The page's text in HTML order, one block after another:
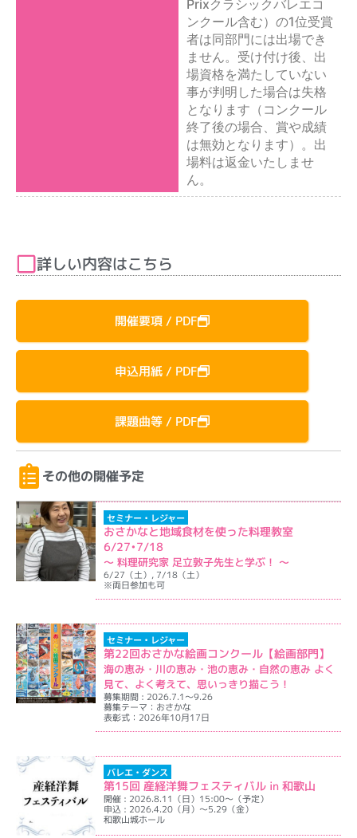
Prixクラシックバレエコ
ンクール含む）の1位受賞
者は同部門には出場でき
ません。受け付け後、出
場資格を満たしていない
事が判明した場合は失格
となります（コンクール
終了後の場合、賞や成績
は無効となります）。出
場料は返金いたしませ
ん。
詳しい内容はこちら
開催要項 / PDF
申込用紙 / PDF
課題曲等 / PDF
その他の開催予定
セミナー・レジャー
おさかなと地域食材を使った料理教室
6/27•7/18
〜 料理研究家 足立敦子先生と学ぶ！ 〜
6/27（土）, 7/18（土）
※両日参加も可
セミナー・レジャー
第22回おさかな絵画コンクール【絵画部門】
海の恵み・川の恵み・池の恵み・自然の恵み よく
見て、よく考えて、思いっきり描こう！
募集期間 : 2026.7.1～9.26
募集テーマ：おさかな
表彰式：2026年10月17日
バレエ・ダンス
第15回 産経洋舞フェスティバル in 和歌山
開催 : 2026.8.11（日）15:00～（予定）
申込 : 2026.4.20（月）～5.29（金）
和歌山城ホール